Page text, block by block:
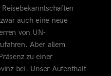
auch eine neue
von UN-
Aber allem
zu einer
bei. Unser Aufenthalt